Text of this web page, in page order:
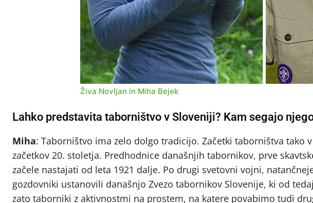
Živa Novljan in Miha Bejek
Lahko predstavita taborništvo v Sloveniji? Kam segajo
Miha: Taborništvo ima zelo dolgo tradicijo. Začetki taborništva tako
začetkov 20. stoletja. Predhodnice današnjih tabornikov, prve
začele nastajati od leta 1921 dalje. Po drugi svetovni vojni,
gozdovniki ustanovili današnjo Zvezo tabornikov Slovenije, ki od
zato taborniki z aktivnostmi na prostem, na katere povabimo tudi